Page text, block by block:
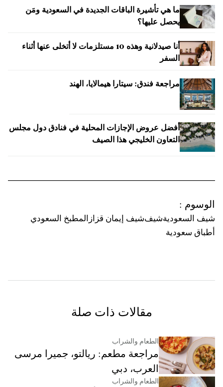
ما هي تأشيرة الباقات الجديدة في السعودية ومَن
يحصل عليها؟
أنا صيدلانية وهذه 10 مستلزمات لا أتخلى عنها أثناء
السفر
مراجعة فندق: سيتارا هيمالايا، الهند
أفضل عروض الإجازات المحلية في فنادق دول مجلس
التعاون الخليجي هذا الصيف
الوسوم :
شيف السعوديةشيفشيف إيمان قزاز
المطبخ السعودي
أطباق سعودية
مقالات ذات صلة
الطعام والشراب
مراجعة مطعم: ريالتو، جميرا مرسى
العرب، دبي
الطعام والشراب